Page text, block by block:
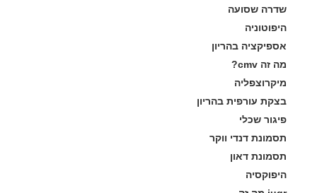
שדרה שסועה
היפוטוניה
אספיקציה בהריון
מה זה cmv?
מיקרוצפליה
בצקת עורפית בהריון
פיגור שכלי
תסמונת דנדי ווקר
תסמונת דאון
היפוקסיה